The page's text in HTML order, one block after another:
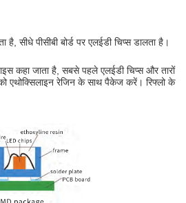
है, सीधे पीसीबी बोर्ड पर एलईडी चिप्स डालता है।
कहा जाता है, सबसे पहले एलईडी चिप्स और तारों
एथोक्सिलाइन रेजिन के साथ पैकेज करें। रिफ्लो के